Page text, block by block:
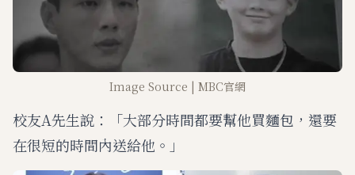
Image Source | MBC官網
校友A先生說：「大部分時間都要幫他買麵包，還要
在很短的時間內送給他。」